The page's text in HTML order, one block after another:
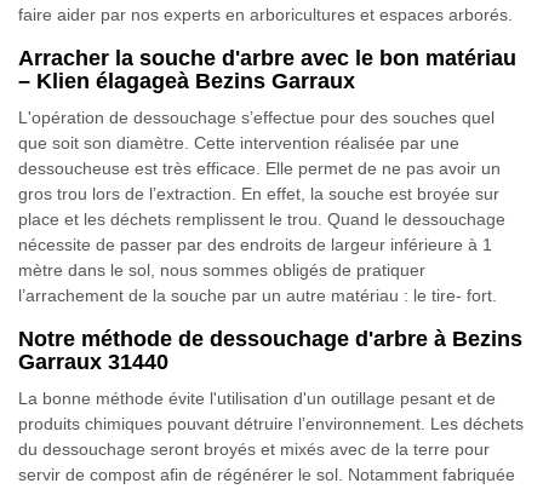
faire aider par nos experts en arboricultures et espaces arborés.
Arracher la souche d'arbre avec le bon matériau
– Klien élagageà Bezins Garraux
L'opération de dessouchage s’effectue pour des souches quel
que soit son diamètre. Cette intervention réalisée par une
dessoucheuse est très efficace. Elle permet de ne pas avoir un
gros trou lors de l’extraction. En effet, la souche est broyée sur
place et les déchets remplissent le trou. Quand le dessouchage
nécessite de passer par des endroits de largeur inférieure à 1
mètre dans le sol, nous sommes obligés de pratiquer
l’arrachement de la souche par un autre matériau : le tire- fort.
Notre méthode de dessouchage d'arbre à Bezins
Garraux 31440
La bonne méthode évite l'utilisation d'un outillage pesant et de
produits chimiques pouvant détruire l’environnement. Les déchets
du dessouchage seront broyés et mixés avec de la terre pour
servir de compost afin de régénérer le sol. Notamment fabriquée